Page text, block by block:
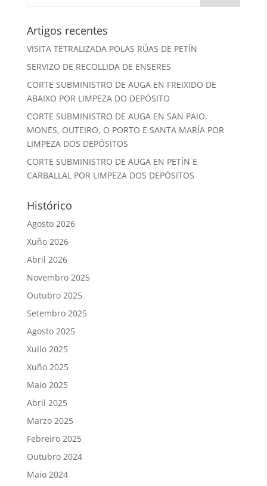
Artigos recentes
VISITA TETRALIZADA POLAS RÚAS DE PETÍN
SERVIZO DE RECOLLIDA DE ENSERES
CORTE SUBMINISTRO DE AUGA EN FREIXIDO DE
ABAIXO POR LIMPEZA DO DEPÓSITO
CORTE SUBMINISTRO DE AUGA EN SAN PAIO,
MONES, OUTEIRO, O PORTO E SANTA MARÍA POR
LIMPEZA DOS DEPÓSITOS
CORTE SUBMINISTRO DE AUGA EN PETÍN E
CARBALLAL POR LIMPEZA DOS DEPÓSITOS
Histórico
Agosto 2026
Xuño 2026
Abril 2026
Novembro 2025
Outubro 2025
Setembro 2025
Agosto 2025
Xullo 2025
Xuño 2025
Maio 2025
Abril 2025
Marzo 2025
Febreiro 2025
Outubro 2024
Maio 2024